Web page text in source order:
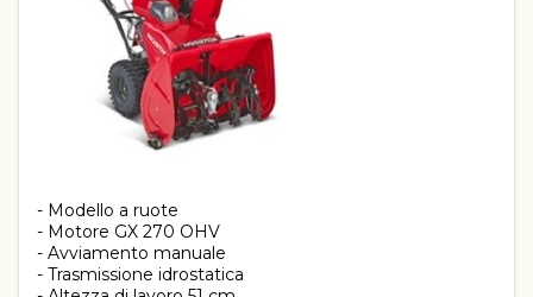
- Modello a ruote
- Motore GX 270 OHV
- Avviamento manuale
- Trasmissione idrostatica